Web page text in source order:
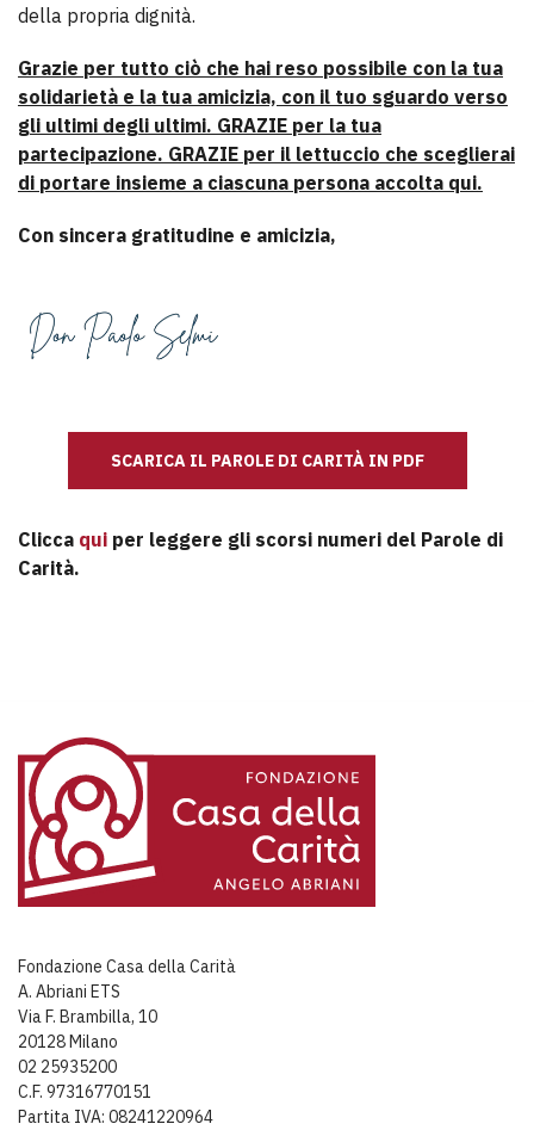
della propria dignità.
Grazie per tutto ciò che hai reso possibile con la tua
solidarietà e la tua amicizia, con il tuo sguardo verso
gli ultimi degli ultimi. GRAZIE per la tua
partecipazione. GRAZIE per il lettuccio che sceglierai
di portare insieme a ciascuna persona accolta qui.
Con sincera gratitudine e amicizia,
SCARICA IL PAROLE DI CARITÀ IN PDF
Clicca qui per leggere gli scorsi numeri del Parole di
Carità.
Fondazione Casa della Carità
A. Abriani ETS
Via F. Brambilla, 10
20128 Milano
02 25935200
C.F. 97316770151
Partita IVA: 08241220964